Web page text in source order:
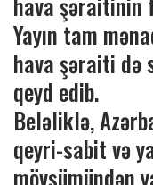
Yayın tam
hava şəraiti də
qeyd edib.
Beləliklə,
qeyri-sabit və
mövsümündən